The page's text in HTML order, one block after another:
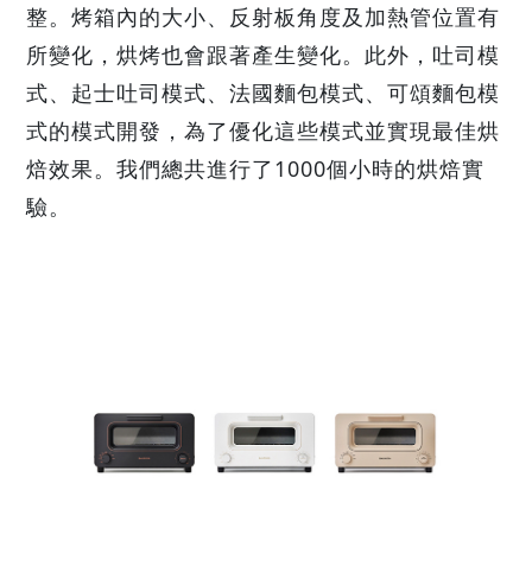
整。烤箱內的大小、反射板角度及加熱管位置有
所變化，烘烤也會跟著產生變化。此外，吐司模
式、起士吐司模式、法國麵包模式、可頌麵包模
式的模式開發，為了優化這些模式並實現最佳烘
焙效果。我們總共進行了1000個小時的烘焙實
驗。